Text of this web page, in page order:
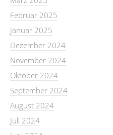
Februar 2025
Januar 2025
Dezember 2024
November 2024
Oktober 2024
September 2024
August 2024
Juli 2024